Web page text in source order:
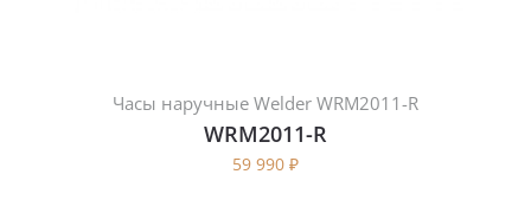
Часы наручные Welder WRM2011-R
WRM2011-R
59 990 ₽